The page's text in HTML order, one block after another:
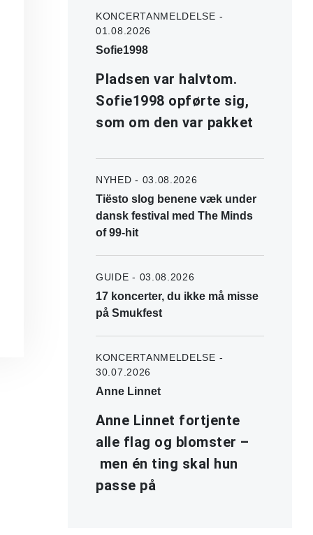
KONCERTANMELDELSE -
01.08.2026
Sofie1998
Pladsen var halvtom.
Sofie1998 opførte sig,
som om den var pakket
NYHED - 03.08.2026
Tiësto slog benene væk under
dansk festival med The Minds
of 99-hit
GUIDE - 03.08.2026
17 koncerter, du ikke må misse
på Smukfest
KONCERTANMELDELSE -
30.07.2026
Anne Linnet
Anne Linnet fortjente
alle flag og blomster –
men én ting skal hun
passe på